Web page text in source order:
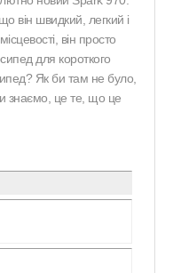
він швидкий, легкий і
він просто
для короткого
Як би там не було,
знаємо, це те, що це